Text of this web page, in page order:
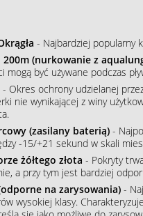
- Najbardziej popularny
(nurkowanie z
być używane podczas
- Okres ochrony udzielanej
nie wynikającej z winy
(zasilany baterią)-
-15/+21 sekund w skali
żółtego złota - Pokryty
a przy tym jest bardziej
na zarysowania)-
wysokiej klasy.